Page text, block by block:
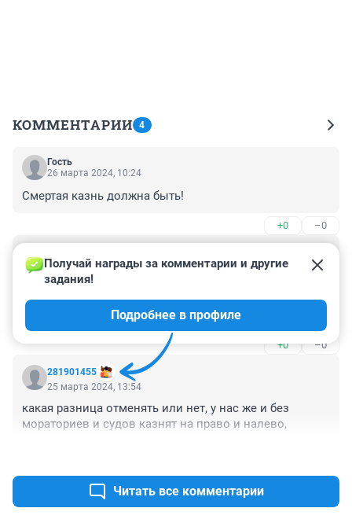
КОММЕНТАРИИ 4
Гость
26 марта 2024, 10:24
Смертая казнь должна быть!
+0 –0
25 марта 2024, 14:38
Со странами обсуждать?? У себя сперва разобраться
надо. А загранпаспортов таким не требуется? Нас
загорать без загранпаспорта не пустят.
+0 –0
281901455
Получай награды за комментарии и другие
задания!
Подробнее в профиле
25 марта 2024, 13:54
какая разница отменять или нет, у нас же и без
мораториев и судов казнят на право и налево,
Читать все комментарии